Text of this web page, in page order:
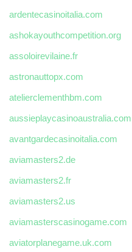
ardentecasinoitalia.com
ashokayouthcompetition.org
assoloirevilaine.fr
astronauttopx.com
atelierclementhbm.com
aussieplaycasinoaustralia.com
avantgardecasinoitalia.com
aviamasters2.de
aviamasters2.fr
aviamasters2.us
aviamasterscasinogame.com
aviatorplanegame.uk.com